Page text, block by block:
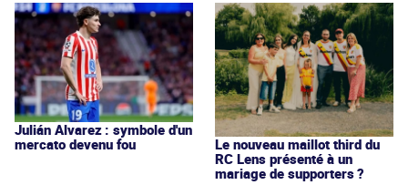
Julián Alvarez : symbole d'un
mercato devenu fou
Le nouveau maillot third du
RC Lens présenté à un
mariage de supporters ?